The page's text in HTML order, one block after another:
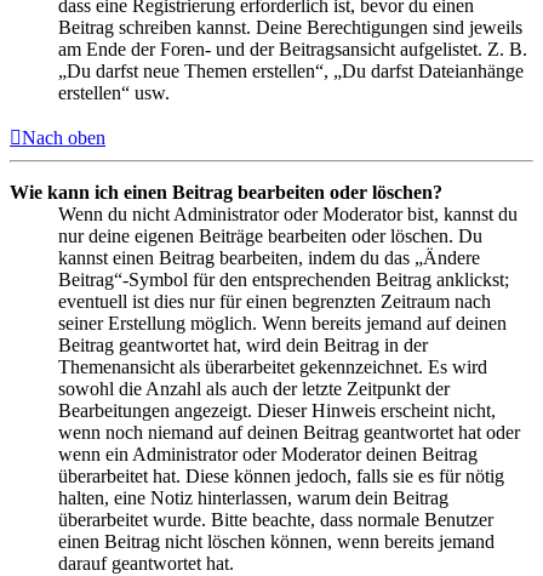
dass eine Registrierung erforderlich ist, bevor du einen
Beitrag schreiben kannst. Deine Berechtigungen sind jeweils
am Ende der Foren- und der Beitragsansicht aufgelistet. Z. B.
„Du darfst neue Themen erstellen“, „Du darfst Dateianhänge
erstellen“ usw.
Nach oben
Wie kann ich einen Beitrag bearbeiten oder löschen?
Wenn du nicht Administrator oder Moderator bist, kannst du
nur deine eigenen Beiträge bearbeiten oder löschen. Du
kannst einen Beitrag bearbeiten, indem du das „Ändere
Beitrag“-Symbol für den entsprechenden Beitrag anklickst;
eventuell ist dies nur für einen begrenzten Zeitraum nach
seiner Erstellung möglich. Wenn bereits jemand auf deinen
Beitrag geantwortet hat, wird dein Beitrag in der
Themenansicht als überarbeitet gekennzeichnet. Es wird
sowohl die Anzahl als auch der letzte Zeitpunkt der
Bearbeitungen angezeigt. Dieser Hinweis erscheint nicht,
wenn noch niemand auf deinen Beitrag geantwortet hat oder
wenn ein Administrator oder Moderator deinen Beitrag
überarbeitet hat. Diese können jedoch, falls sie es für nötig
halten, eine Notiz hinterlassen, warum dein Beitrag
überarbeitet wurde. Bitte beachte, dass normale Benutzer
einen Beitrag nicht löschen können, wenn bereits jemand
darauf geantwortet hat.